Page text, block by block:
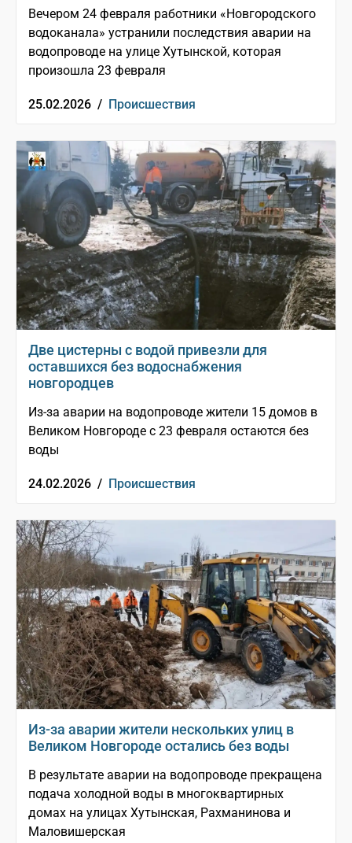
Вечером 24 февраля работники «Новгородского
водоканала» устранили последствия аварии на
водопроводе на улице Хутынской, которая
произошла 23 февраля
25.02.2026 / Происшествия
Две цистерны с водой привезли для
оставшихся без водоснабжения
новгородцев
Из-за аварии на водопроводе жители 15 домов в
Великом Новгороде с 23 февраля остаются без
воды
24.02.2026 / Происшествия
Из-за аварии жители нескольких улиц в
Великом Новгороде остались без воды
В результате аварии на водопроводе прекращена
подача холодной воды в многоквартирных
домах на улицах Хутынская, Рахманинова и
Маловишерская